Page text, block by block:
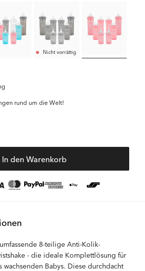
Nicht vorrättig
rund um die Welt!
In den Warenkorb
8-teilige Anti-Kolik-
- die ideale Komplettlösung für
wachsenden Babys. Diese durchdacht